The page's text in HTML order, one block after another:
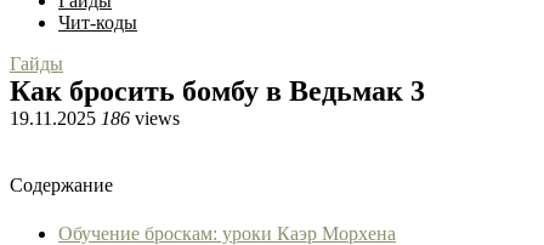
Чит-коды
Гайды
Как бросить бомбу в Ведьмак 3
19.11.2025 186 views
Содержание
Обучение броскам: уроки Каэр Морхена